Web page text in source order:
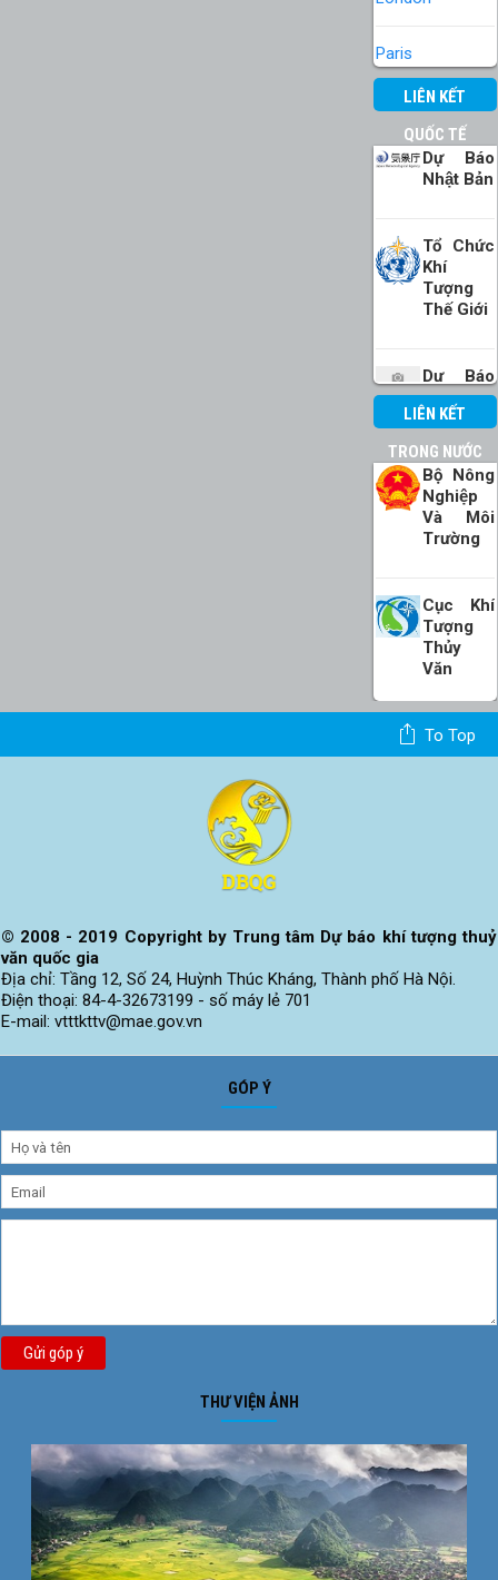
Paris
LIÊN KẾT
QUỐC TẾ
Dự Báo
Nhật Bản
Tổ Chức
Khí
Tượng
Thế Giới
Dự Báo
Hải Quân
Mỹ
Dự Báo
Hạn Vừa
Châu Âu
LIÊN KẾT
TRONG NƯỚC
Bộ Nông
Nghiệp
Và Môi
Trường
Cục Khí
Tượng
Thủy
Văn
Viện
Khoa
To Top
© 2008 - 2019 Copyright by Trung tâm Dự báo khí tượng thuỷ
văn quốc gia
Địa chỉ: Tầng 12, Số 24, Huỳnh Thúc Kháng, Thành phố Hà Nội.
Điện thoại: 84-4-32673199 - số máy lẻ 701
E-mail: vtttkttv@mae.gov.vn
GÓP Ý
Gửi góp ý
THƯ VIỆN ẢNH